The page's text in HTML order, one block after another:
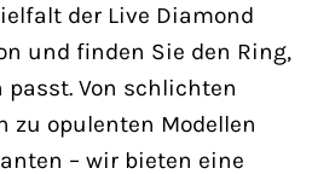
der Live Diamond
und finden Sie den Ring,
Von schlichten
opulenten Modellen
– wir bieten eine